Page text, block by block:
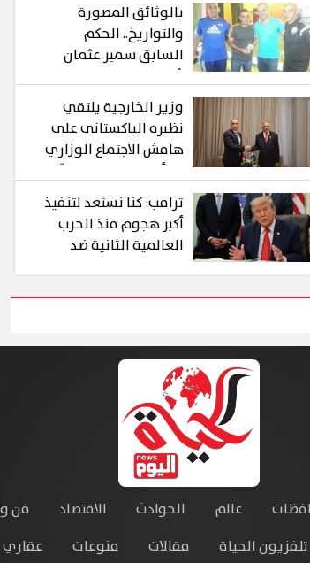
بالوثائق المصورة
والتواريخ.. الحكم
السابق سمير عثمان
يُزيف التاريخ ويمنح
"أكاديمية وليد شعبان" لـ
عصام عبد الفتاح!
وزير الخارجية يلتقي
نظيره الباكستانى على
هامش الاجتماع الوزاري
بشأن القدس في عمّان
ترامب: كنا نستعد لتنفيذ
أكبر هجوم منذ الحرب
العالمية الثانية ضد
عالم الحوادث الاقتصاد فن
تلفزيون الحياة مقالات منوعات عقاري